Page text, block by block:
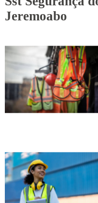
Jeremoabo